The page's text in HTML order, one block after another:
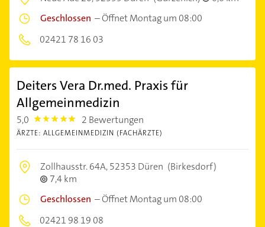
Geschlossen –Öffnet Montag um 08:00
02421 78 16 03
Deiters Vera Dr.med. Praxis für
Allgemeinmedizin
5,0 5.0 2 Bewertungen
ÄRZTE: ALLGEMEINMEDIZIN (FACHÄRZTE)
Zollhausstr. 64A,52353 Düren (Birkesdorf)
7,4 km
Geschlossen –Öffnet Montag um 08:00
02421 98 19 08